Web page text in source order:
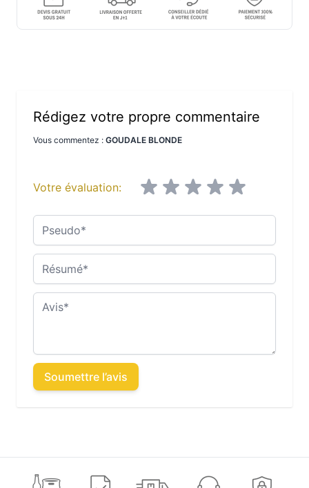
Rédigez votre propre commentaire
Vous commentez : GOUDALE BLONDE
Votre évaluation:
Pseudo
Résumé
Avis
Soumettre l’avis